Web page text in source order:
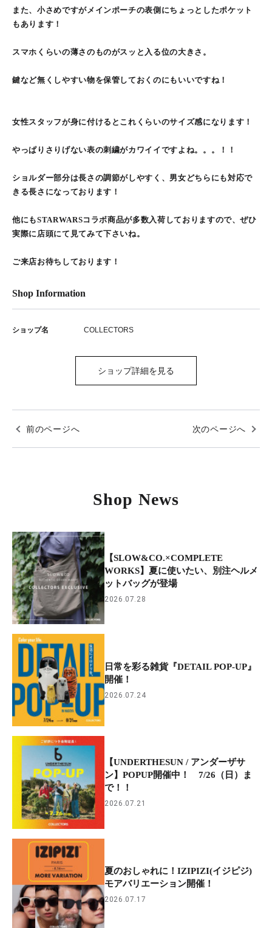
また、小さめですがメインポーチの表側にちょっとしたポケット
もあります！
スマホくらいの薄さのものがスッと入る位の大きさ。
鍵など無くしやすい物を保管しておくのにもいいですね！
女性スタッフが身に付けるとこれくらいのサイズ感になります！
やっぱりさりげない表の刺繍がカワイイですよね。。。！！
ショルダー部分は長さの調節がしやすく、男女どちらにも対応で
きる長さになっております！
他にもSTARWARSコラボ商品が多数入荷しておりますので、ぜひ
実際に店頭にて見てみて下さいね。
ご来店お待ちしております！
Shop Information
ショップ名 COLLECTORS
ショップ詳細を見る
前のページへ 次のページへ
Shop News
【SLOW&CO.×COMPLETE
WORKS】夏に使いたい、別注ヘルメ
ットバッグが登場
2026.07.28
日常を彩る雑貨『DETAIL POP-UP』
開催！
2026.07.24
【UNDERTHESUN / アンダーザサ
ン】POPUP開催中！ 7/26（日）ま
で！！
2026.07.21
夏のおしゃれに！IZIPIZI(イジピジ)
モアバリエーション開催！
2026.07.17